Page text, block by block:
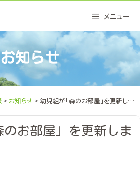
メニュー
お知らせ
> お知らせ > 幼児組が「森のお部屋」を更新しました。
のお部屋」を更新しま